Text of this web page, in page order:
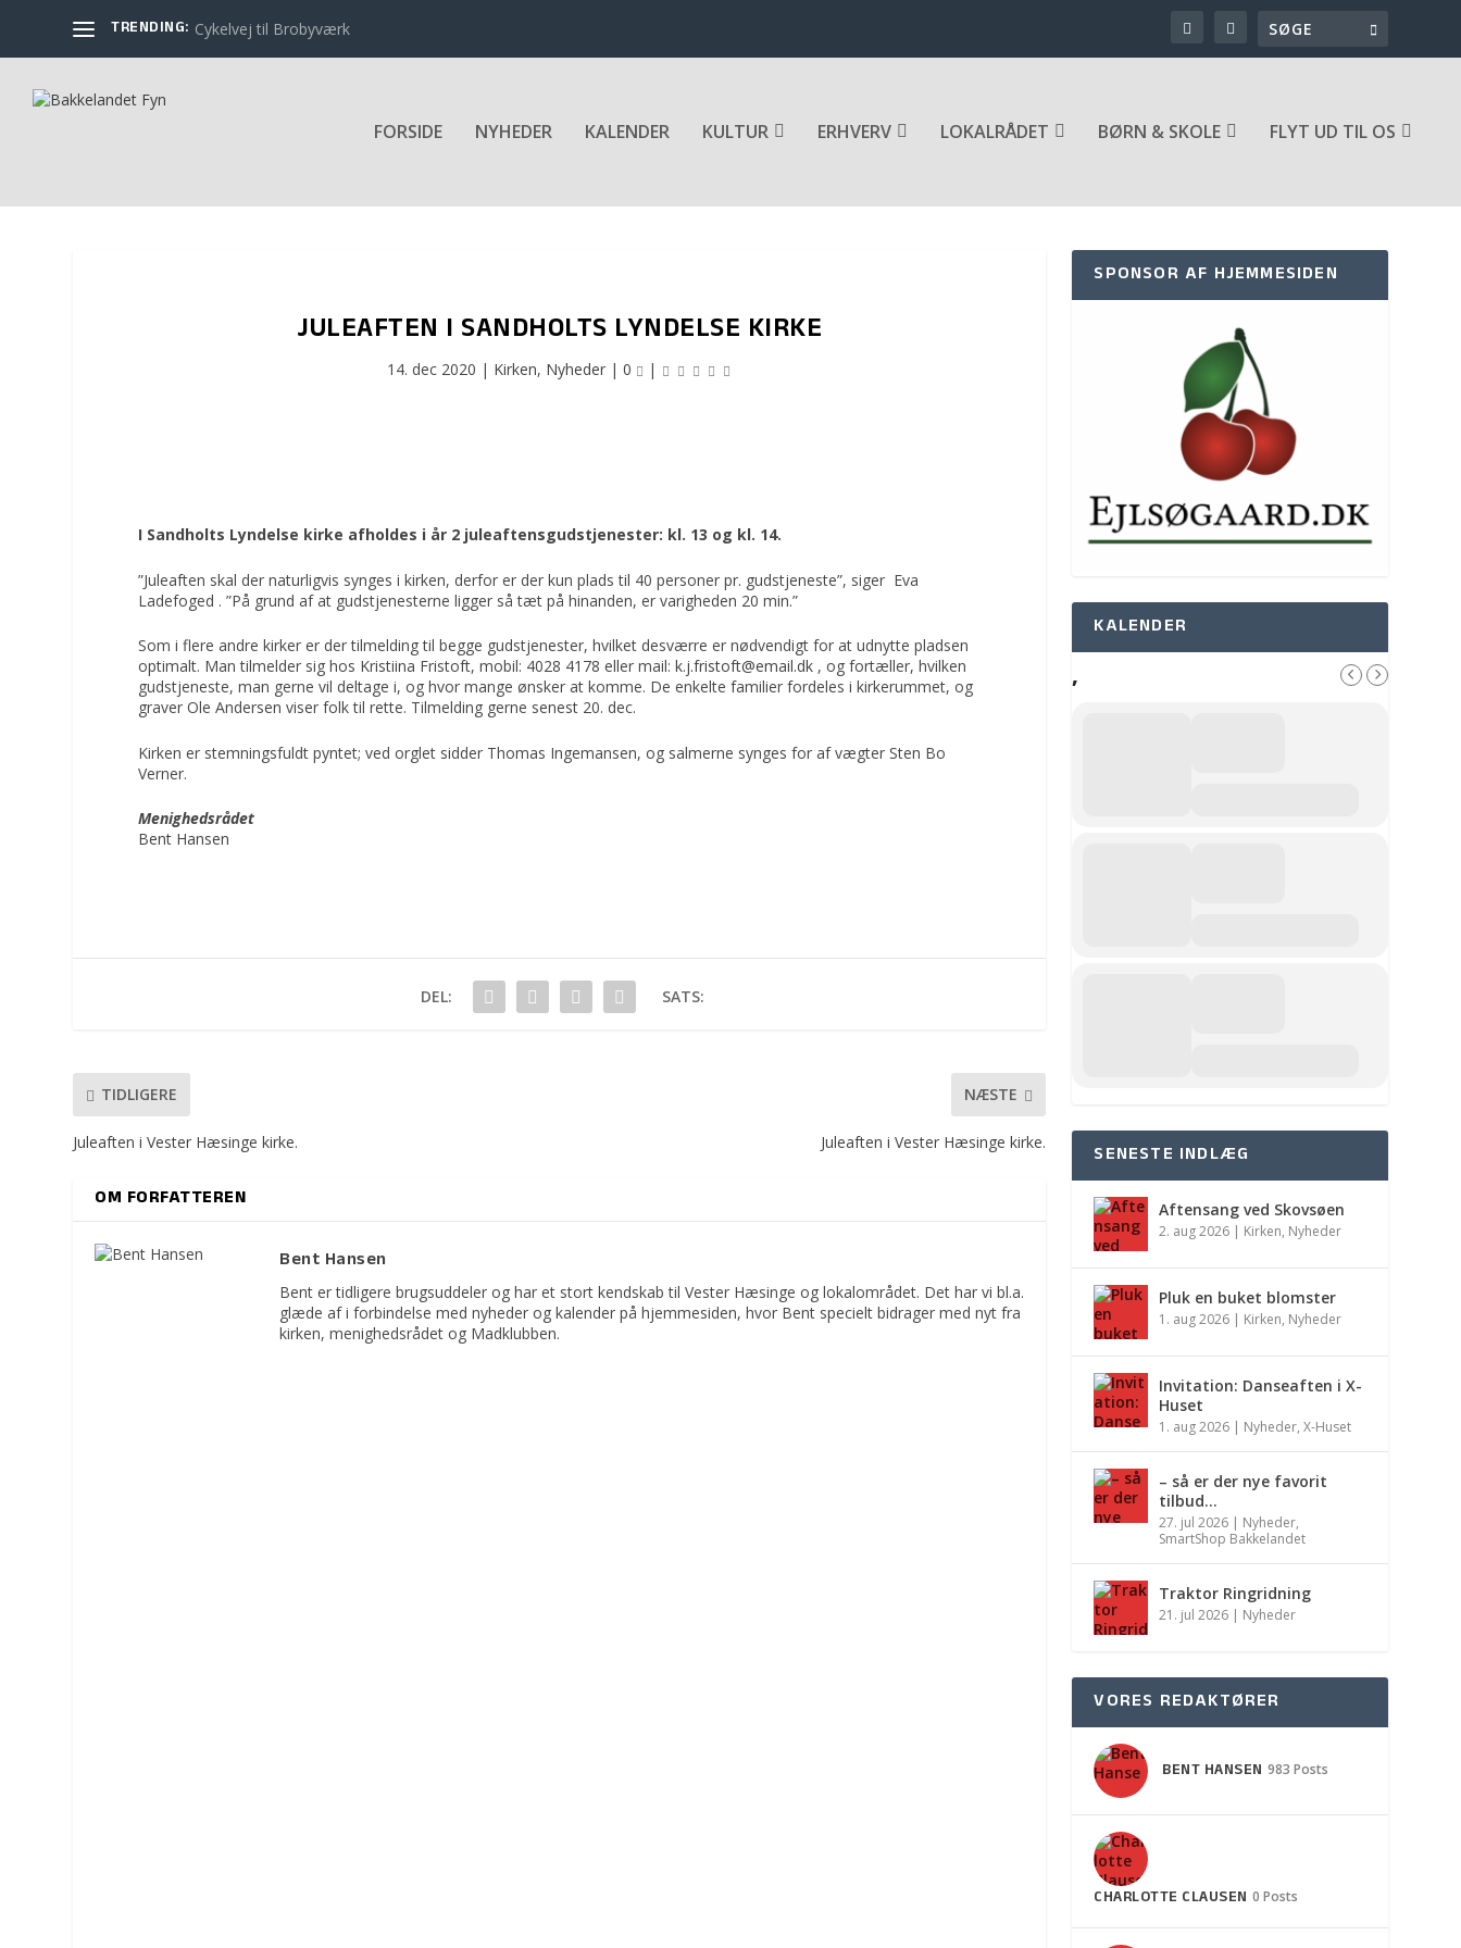
TRENDING: Cykelvej til Brobyværk
FORSIDE NYHEDER KALENDER KULTUR ERHVERV LOKALRÅDET BØRN & SKOLE FLYT UD TIL OS
JULEAFTEN I SANDHOLTS LYNDELSE KIRKE
14. dec 2020 | Kirken, Nyheder| 0 |
I Sandholts Lyndelse kirke afholdes i år 2 juleaftensgudstjenester: kl. 13 og kl. 14.
”Juleaften skal der naturligvis synges i kirken, derfor er der kun plads til 40 personer pr. gudstjeneste”, siger Eva
Ladefoged . ”På grund af at gudstjenesterne ligger så tæt på hinanden, er varigheden 20 min.”
Som i flere andre kirker er der tilmelding til begge gudstjenester, hvilket desværre er nødvendigt for at udnytte pladsen
optimalt. Man tilmelder sig hos Kristiina Fristoft, mobil: 4028 4178 eller mail:k.j.fristoft@email.dk , og fortæller, hvilken
gudstjeneste, man gerne vil deltage i, og hvor mange ønsker at komme. De enkelte familier fordeles i kirkerummet, og
graver Ole Andersen viser folk til rette. Tilmelding gerne senest 20. dec.
Kirken er stemningsfuldt pyntet; ved orglet sidder Thomas Ingemansen, og salmerne synges for af vægter Sten Bo
Verner.
Menighedsrådet
Bent Hansen
DEL: SATS:
TIDLIGERE
Juleaften i Vester Hæsinge kirke.
NÆSTE
Juleaften i Vester Hæsinge kirke.
OM FORFATTEREN
Bent Hansen
Bent er tidligere brugsuddeler og har et stort kendskab til Vester Hæsinge og lokalområdet. Det har vi bl.a.
glæde af i forbindelse med nyheder og kalender på hjemmesiden, hvor Bent specielt bidrager med nyt fra
kirken, menighedsrådet og Madklubben.
SPONSOR AF HJEMMESIDEN
KALENDER
,
SENESTE INDLÆG
Aftensang ved Skovsøen
2. aug 2026 | Kirken, Nyheder
Pluk en buket blomster
1. aug 2026 | Kirken, Nyheder
Invitation: Danseaften i X-
Huset
1. aug 2026 | Nyheder,X-Huset
– så er der nye favorit
tilbud…
27. jul 2026 | Nyheder,
SmartShop Bakkelandet
Traktor Ringridning
21. jul 2026 | Nyheder
VORES REDAKTØRER
BENT HANSEN 983 Posts
CHARLOTTE CLAUSEN 0 Posts